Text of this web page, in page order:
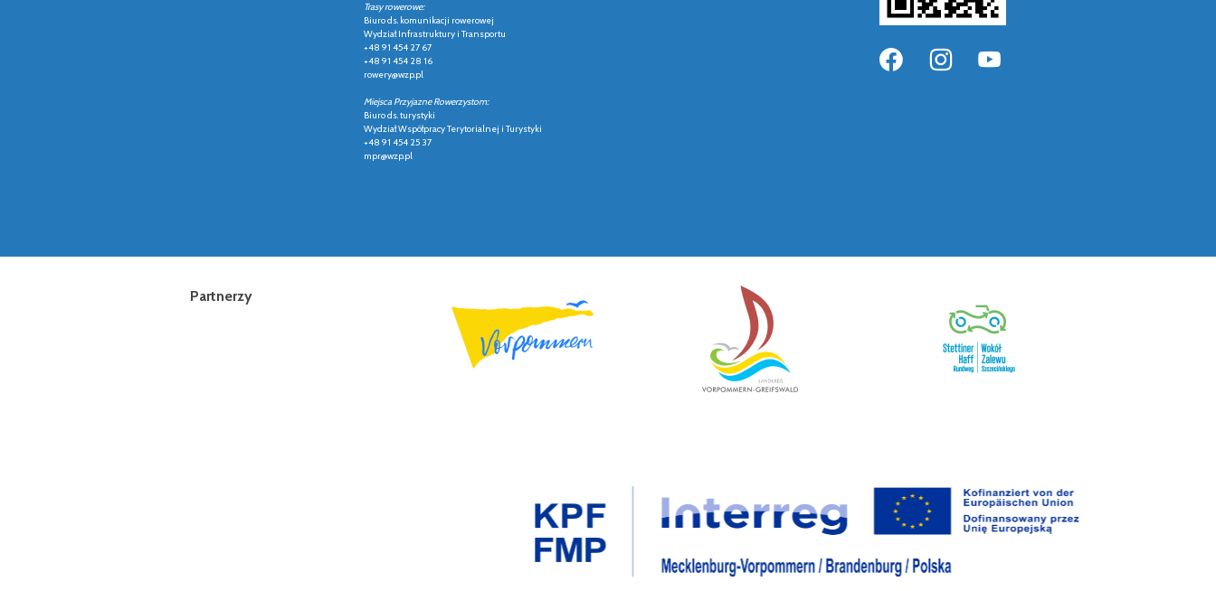
Trasy rowerowe:
Biuro ds. komunikacji rowerowej
Wydział Infrastruktury i Transportu
+48 91 454 27 67
+48 91 454 28 16
rowery@wzp.pl
Miejsca Przyjazne Rowerzystom:
Biuro ds. turystyki
Wydział Współpracy Terytorialnej i Turystyki
+48 91 454 25 37
mpr@wzp.pl
Partnerzy